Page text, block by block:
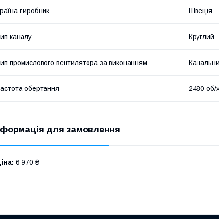
виробник Швеція
каналу Круглий
промислового вентилятора за виконанням
обертання 2480 об/
для замовлення
6 970 ₴